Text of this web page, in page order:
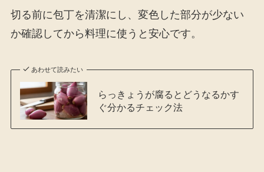
切る前に包丁を清潔にし、変色した部分が少ない
か確認してから料理に使うと安心です。
あわせて読みたい
らっきょうが腐るとどうなるかす
ぐ分かるチェック法